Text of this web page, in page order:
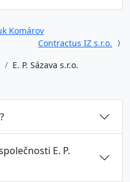
Komárov
Contractus IZ s.r.o.
E. P. Sázava s.r.o.
E. P.